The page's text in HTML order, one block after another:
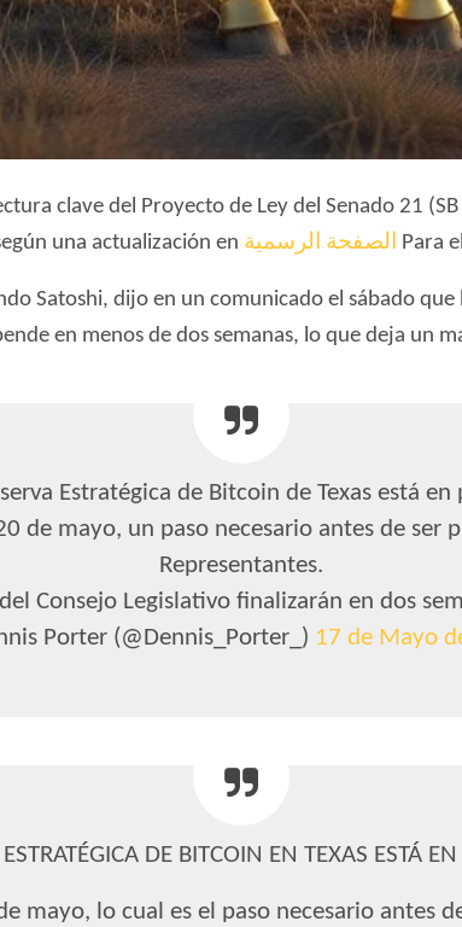
clave del Proyecto de Ley del Senado 21
una actualización en الصفحة الرسمية Para
Satoshi, dijo en un comunicado el sábado que
en menos de dos semanas, lo que deja un
Estratégica de Bitcoin de Texas está en
de mayo, un paso necesario antes de ser
Representantes.
Consejo Legislativo finalizarán en dos
Porter (@Dennis_Porter_) 17 de Mayo
ESTRATÉGICA DE BITCOIN EN TEXAS ESTÁ
mayo, lo cual es el paso necesario antes